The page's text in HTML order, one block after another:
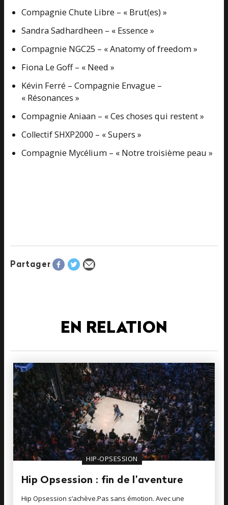
Compagnie Chute Libre – « Brut(es) »
Sandra Sadhardheen – « Essence »
Compagnie NGC25 – « Anatomy of freedom »
Fiona Le Goff – « Need »
Kévin Ferré – Compagnie Envague –
« Résonances »
Compagnie Aniaan – « Ces choses qui restent »
Collectif SHXP2000 – « Supers »
Compagnie Mycélium – « Notre troisième peau »
Partager
EN RELATION
HIP-OPSESSION
Hip Opsession : fin de l’aventure
Hip Opsession s’achève.Pas sans émotion. Avec une